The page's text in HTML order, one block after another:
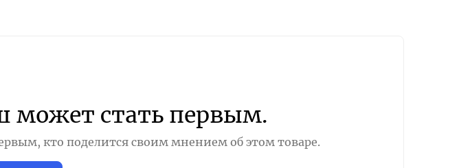
может стать первым.
кто поделится своим мнением об этом товаре.